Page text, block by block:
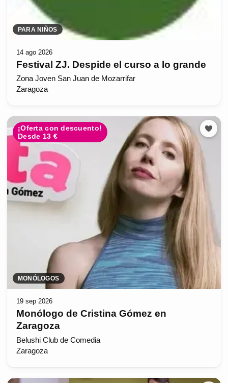
PARA NIÑOS
14 ago 2026
Festival ZJ. Despide el curso a lo grande
Zona Joven San Juan de Mozarrifar
Zaragoza
¡Oferta con descuento!
Desde 13 €
MONÓLOGOS
19 sep 2026
Monólogo de Cristina Gómez en
Zaragoza
Belushi Club de Comedia
Zaragoza